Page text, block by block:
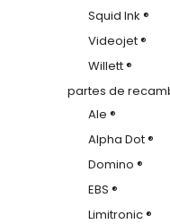
Squid Ink ®
Videojet ®
Willett ®
partes de
Ale ®
Alpha Dot ®
Domino ®
EBS ®
Limitronic ®